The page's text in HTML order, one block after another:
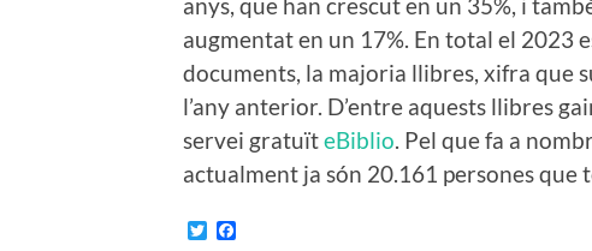
anys, que han crescut en un 35%, i
augmentat en un 17%. En total el 2023
documents, la majoria llibres, xifra que
l’any anterior. D’entre aquests llibres
servei gratuïteBiblio. Pel que fa a
actualment ja són 20.161 persones que
Twitter